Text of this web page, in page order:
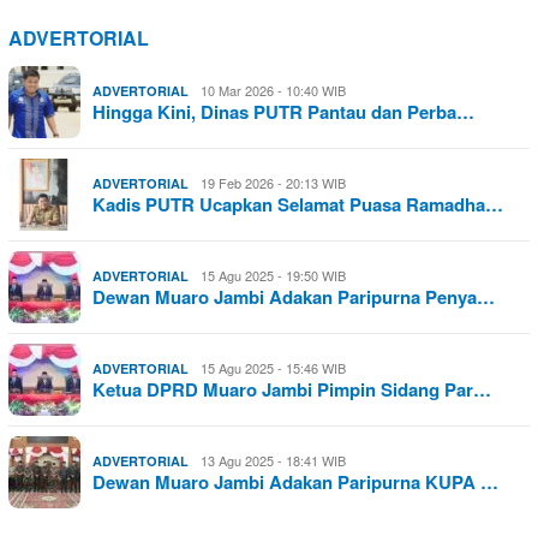
ADVERTORIAL
ADVERTORIAL 10 Mar 2026 - 10:40 WIB
Hingga Kini, Dinas PUTR Pantau dan Perba…
ADVERTORIAL 19 Feb 2026 - 20:13 WIB
Kadis PUTR Ucapkan Selamat Puasa Ramadha…
ADVERTORIAL 15 Agu 2025 - 19:50 WIB
Dewan Muaro Jambi Adakan Paripurna Penya…
ADVERTORIAL 15 Agu 2025 - 15:46 WIB
Ketua DPRD Muaro Jambi Pimpin Sidang Par…
ADVERTORIAL 13 Agu 2025 - 18:41 WIB
Dewan Muaro Jambi Adakan Paripurna KUPA …